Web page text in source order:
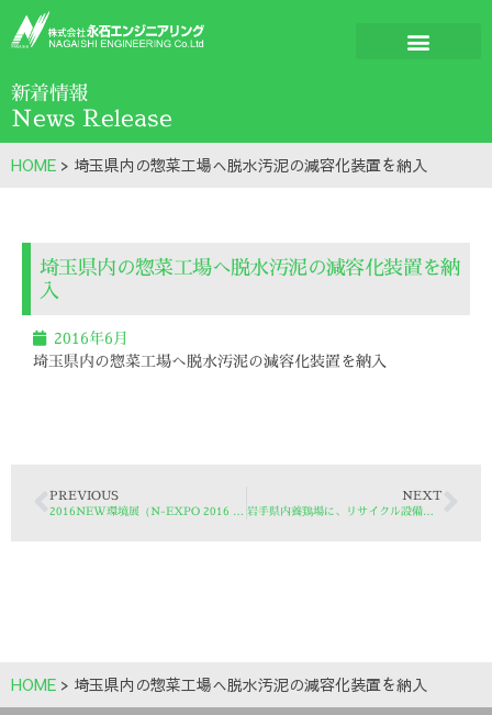
新着情報
News Release
HOME > 埼玉県内の惣菜工場へ脱水汚泥の減容化装置を納入
埼玉県内の惣菜工場へ脱水汚泥の減容化装置を納
入
2016年6月
埼玉県内の惣菜工場へ脱水汚泥の減容化装置を納入
PREVIOUS
2016NEW環境展（N-EXPO 2016 TOKYO）へ出展
NEXT
岩手県内養鶏場に、リサイクル設備への補助金を受け養鶏ボイラーを納入
HOME > 埼玉県内の惣菜工場へ脱水汚泥の減容化装置を納入